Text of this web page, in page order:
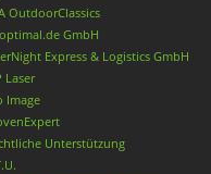
OutdoorClassics
GmbH
Express & Logistics GmbH
Laser
Image
Unterstützung